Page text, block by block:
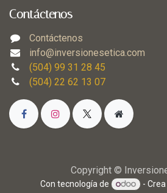
Contáctenos
Contáctenos
info@inversionesetica.com
(504) 99 31 28 45
(504) 22 62 13 07
Copyright ©
Con tecnología de -